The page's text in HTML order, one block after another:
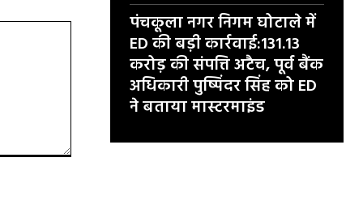
पंचकूला नगर निगम घोटाले में
ED की बड़ी कार्रवाई:131.13
करोड़ की संपत्ति अटैच, पूर्व बैंक
अधिकारी पुष्पिंदर सिंह को ED
ने बताया मास्टरमाइंड